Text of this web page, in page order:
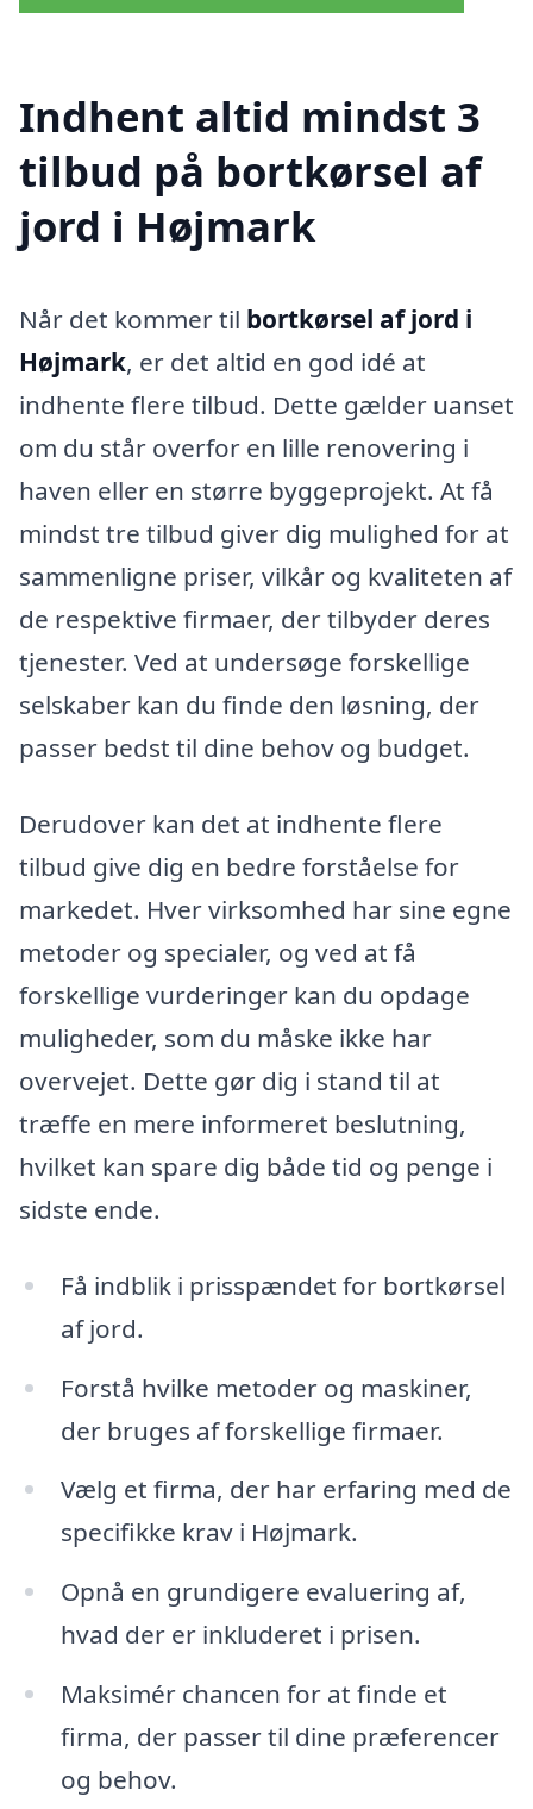
Indhent altid mindst 3
tilbud på bortkørsel af
jord i Højmark
Når det kommer til bortkørsel af jord i
Højmark, er det altid en god idé at
indhente flere tilbud. Dette gælder uanset
om du står overfor en lille renovering i
haven eller en større byggeprojekt. At få
mindst tre tilbud giver dig mulighed for at
sammenligne priser, vilkår og kvaliteten af
de respektive firmaer, der tilbyder deres
tjenester. Ved at undersøge forskellige
selskaber kan du finde den løsning, der
passer bedst til dine behov og budget.
Derudover kan det at indhente flere
tilbud give dig en bedre forståelse for
markedet. Hver virksomhed har sine egne
metoder og specialer, og ved at få
forskellige vurderinger kan du opdage
muligheder, som du måske ikke har
overvejet. Dette gør dig i stand til at
træffe en mere informeret beslutning,
hvilket kan spare dig både tid og penge i
sidste ende.
Få indblik i prisspændet for bortkørsel
af jord.
Forstå hvilke metoder og maskiner,
der bruges af forskellige firmaer.
Vælg et firma, der har erfaring med de
specifikke krav i Højmark.
Opnå en grundigere evaluering af,
hvad der er inkluderet i prisen.
Maksimér chancen for at finde et
firma, der passer til dine præferencer
og behov.